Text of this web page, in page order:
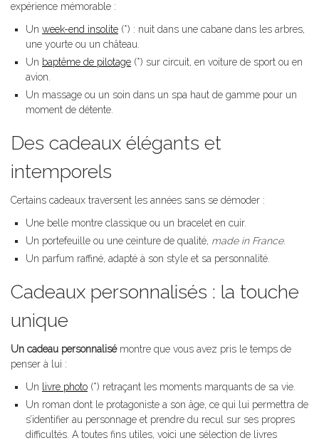
expérience mémorable :
Un week-end insolite (*) : nuit dans une cabane dans les arbres,
une yourte ou un château.
Un baptême de pilotage (*) sur circuit, en voiture de sport ou en
avion.
Un massage ou un soin dans un spa haut de gamme pour un
moment de détente.
Des cadeaux élégants et
intemporels
Certains cadeaux traversent les années sans se démoder :
Une belle montre classique ou un bracelet en cuir.
Un portefeuille ou une ceinture de qualité, made in France.
Un parfum raffiné, adapté à son style et sa personnalité.
Cadeaux personnalisés : la touche
unique
Un cadeau personnalisémontre que vous avez pris le temps de
penser à lui :
Un livre photo (*) retraçant les moments marquants de sa vie.
Un roman dont le protagoniste a son âge, ce qui lui permettra de
s’identifier au personnage et prendre du recul sur ses propres
difficultés. A toutes fins utiles, voici une sélection de livres